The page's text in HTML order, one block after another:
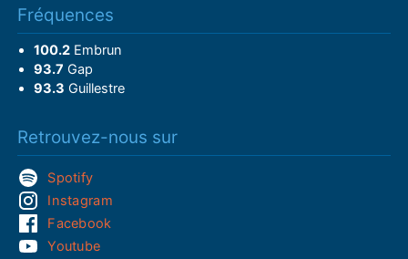
Fréquences
100.2Embrun
93.7 Gap
93.3 Guillestre
Retrouvez-nous sur
Spotify
Instagram
Facebook
Youtube